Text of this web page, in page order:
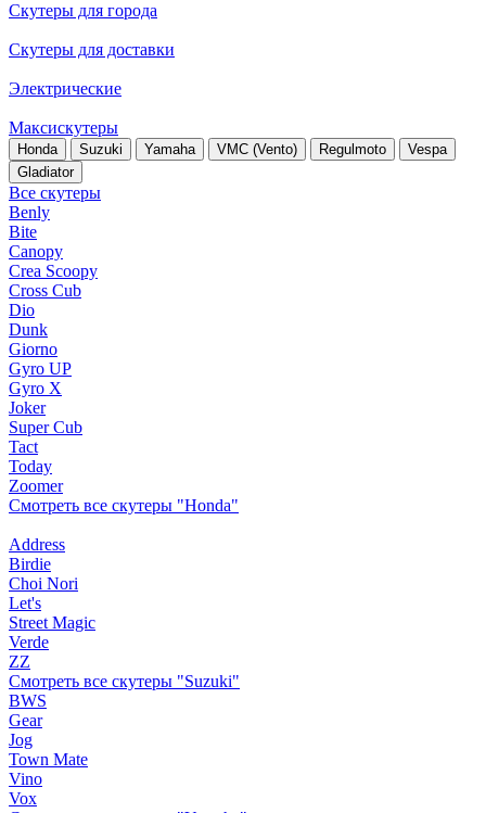
Скутеры для города
Скутеры для доставки
Электрические
Максискутеры
Honda Suzuki Yamaha VMC (Vento) Regulmoto
Vespa
Gladiator
Все скутеры
Benly
Bite
Canopy
Crea Scoopy
Cross Cub
Dio
Dunk
Giorno
Gyro UP
Gyro X
Joker
Super Cub
Tact
Today
Zoomer
Смотреть все скутеры "Honda"
Address
Birdie
Choi Nori
Let's
Street Magic
Verde
ZZ
Смотреть все скутеры "Suzuki"
BWS
Gear
Jog
Town Mate
Vino
Vox